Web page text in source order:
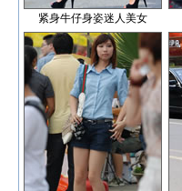
紧身牛仔身姿迷人美女